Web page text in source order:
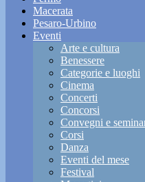
Macerata
Pesaro-Urbino
Eventi
Arte e cultura
Benessere
Categorie e luoghi
Cinema
Concerti
Concorsi
Convegni e
Corsi
Danza
Eventi del mese
Festival